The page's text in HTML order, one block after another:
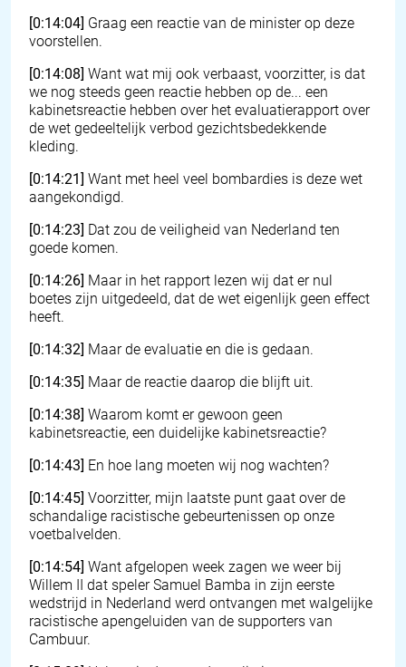
[0:14:04] Graag een reactie van de minister op deze
voorstellen.
[0:14:08] Want wat mij ook verbaast, voorzitter, is dat
we nog steeds geen reactie hebben op de... een
kabinetsreactie hebben over het evaluatierapport over
de wet gedeeltelijk verbod gezichtsbedekkende
kleding.
[0:14:21] Want met heel veel bombardies is deze wet
aangekondigd.
[0:14:23] Dat zou de veiligheid van Nederland ten
goede komen.
[0:14:26] Maar in het rapport lezen wij dat er nul
boetes zijn uitgedeeld, dat de wet eigenlijk geen effect
heeft.
[0:14:32] Maar de evaluatie en die is gedaan.
[0:14:35] Maar de reactie daarop die blijft uit.
[0:14:38] Waarom komt er gewoon geen
kabinetsreactie, een duidelijke kabinetsreactie?
[0:14:43] En hoe lang moeten wij nog wachten?
[0:14:45] Voorzitter, mijn laatste punt gaat over de
schandalige racistische gebeurtenissen op onze
voetbalvelden.
[0:14:54] Want afgelopen week zagen we weer bij
Willem II dat speler Samuel Bamba in zijn eerste
wedstrijd in Nederland werd ontvangen met walgelijke
racistische apengeluiden van de supporters van
Cambuur.